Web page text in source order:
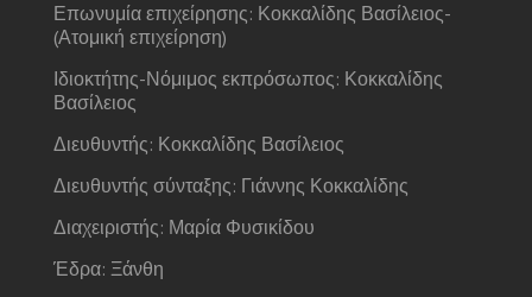
Επωνυμία επιχείρησης: Κοκκαλίδης Βασίλειος-
(Ατομική επιχείρηση)
Ιδιοκτήτης-Νόμιμος εκπρόσωπος: Κοκκαλίδης
Βασίλειος
Διευθυντής: Κοκκαλίδης Βασίλειος
Διευθυντής σύνταξης: Γιάννης Κοκκαλίδης
Διαχειριστής: Μαρία Φυσικίδου
Έδρα: Ξάνθη